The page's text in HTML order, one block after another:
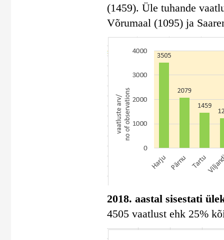
(1459). Üle tuhande
Võrumaal (1095) ja
2018. aastal sisestati
4505 vaatlust ehk 25%